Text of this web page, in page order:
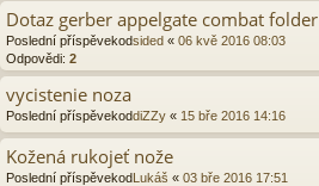
Dotaz gerber appelgate combat folder
Poslední příspěvekodsided « 06 kvě 2016 08:03
Odpovědi: 2
vycistenie noza
Poslední příspěvekoddiZZy « 15 bře 2016 14:16
Kožená rukojeť nože
Poslední příspěvekodLukáš « 03 bře 2016 17:51